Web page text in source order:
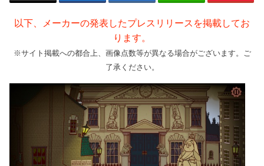
以下、メーカーの発表したプレスリリースを掲載してお
ります。
※サイト掲載への都合上、画像点数等が異なる場合がございます。ご
了承ください。